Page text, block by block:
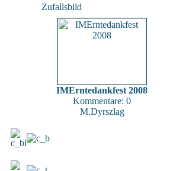
Zufallsbild
IMErntedankfest 2008
Kommentare: 0
M.Dyrszlag